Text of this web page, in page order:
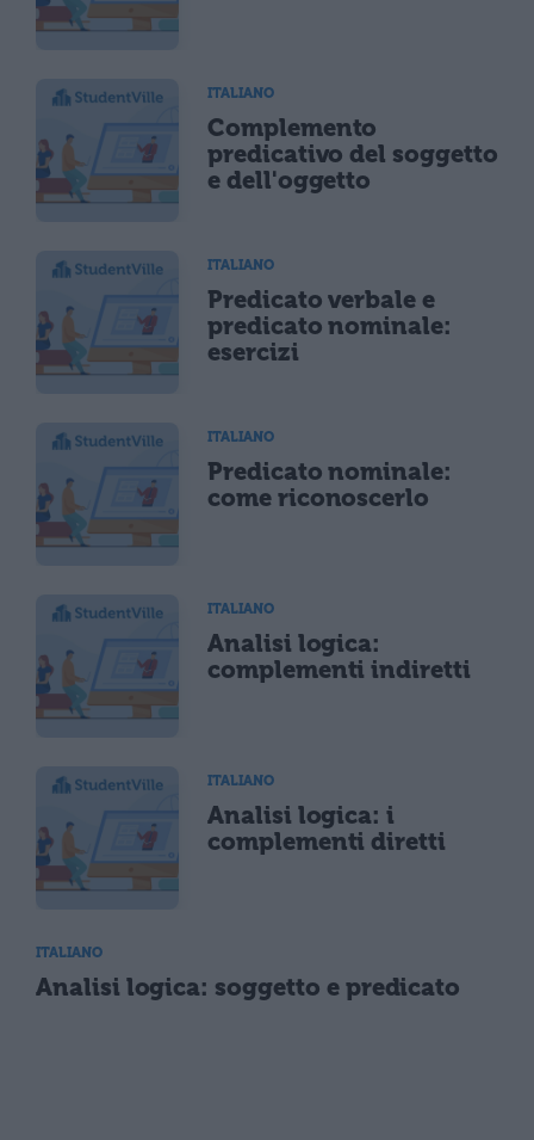
ITALIANO
Complemento
predicativo del soggetto
e dell'oggetto
ITALIANO
Predicato verbale e
predicato nominale:
esercizi
ITALIANO
Predicato nominale:
come riconoscerlo
ITALIANO
Analisi logica:
complementi indiretti
ITALIANO
Analisi logica: i
complementi diretti
ITALIANO
Analisi logica: soggetto e predicato